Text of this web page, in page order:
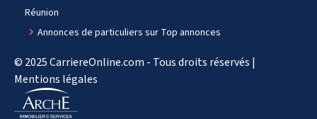
Réunion
navigate_next Annonces de particuliers sur Top annonces
© 2025 CarriereOnline.com - Tous droits réservés |
Mentions légales